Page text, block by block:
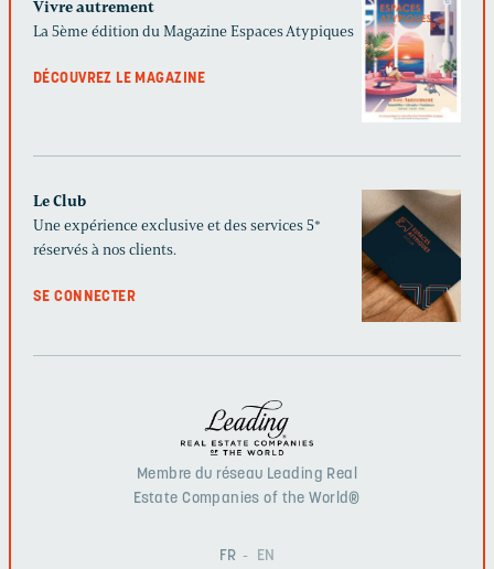
Vivre autrement
La 5ème édition du Magazine Espaces Atypiques
DÉCOUVREZ LE MAGAZINE
Le Club
Une expérience exclusive et des services 5*
réservés à nos clients.
SE CONNECTER
Membre du réseau Leading Real
Estate Companies of the World®
FR EN